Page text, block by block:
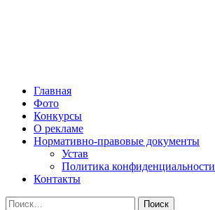
Народная трибуна
Калининская районная газета
Главная
Фото
Конкурсы
О рекламе
Нормативно-правовые документы
Устав
Политика конфиденциальности
Контакты
Найти: